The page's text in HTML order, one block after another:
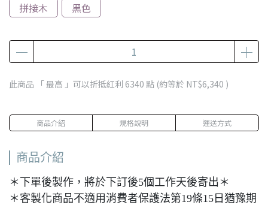
拼接木
黑色
此商品 「 最高 」可以折抵紅利 6340 點 (約等於 NT$6,340 )
商品介紹 規格說明 運送方式
商品介紹
＊下單後製作，將於下訂後5個工作天後寄出＊
＊客製化商品不適用消費者保護法第19條15日猶豫期